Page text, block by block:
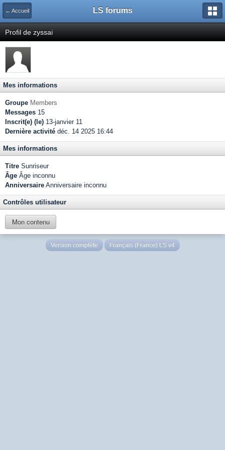
← Accueil LS forums
Profil de zyssai
Mes informations
Groupe Members
Messages 15
Inscrit(e) (le) 13-janvier 11
Dernière activité déc. 14 2025 16:44
Mes informations
Titre Sunriseur
Âge Âge inconnu
Anniversaire Anniversaire inconnu
Contrôles utilisateur
Mon contenu
Version complète Français (France) LS v4